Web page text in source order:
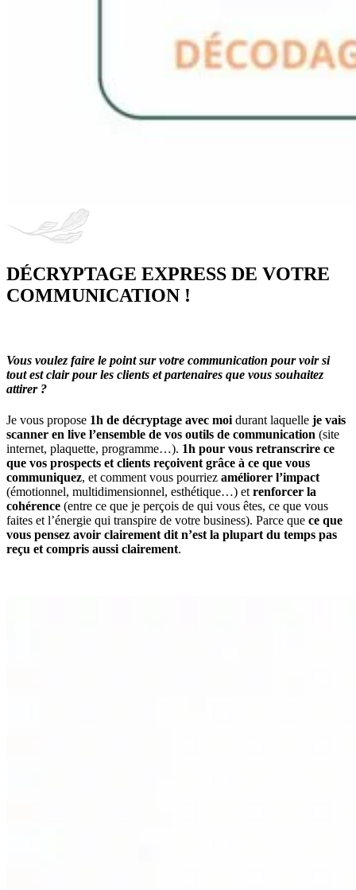
DÉCRYPTAGE EXPRESS DE VOTRE
COMMUNICATION !
Vous voulez faire le point sur votre communication pour voir si
tout est clair pour les clients et partenaires que vous souhaitez
attirer ?
Je vous propose 1h de décryptage avec moi durant laquelle je vais
scanner en live l’ensemble de vos outils de communication (site
internet, plaquette, programme…). 1h pour vous retranscrire ce
que vos prospects et clients reçoivent grâce à ce que vous
communiquez, et comment vous pourriez améliorer l’impact
(émotionnel, multidimensionnel, esthétique…) et renforcer la
cohérence (entre ce que je perçois de qui vous êtes, ce que vous
faites et l’énergie qui transpire de votre business). Parce que ce que
vous pensez avoir clairement dit n’est la plupart du temps pas
reçu et compris aussi clairement.